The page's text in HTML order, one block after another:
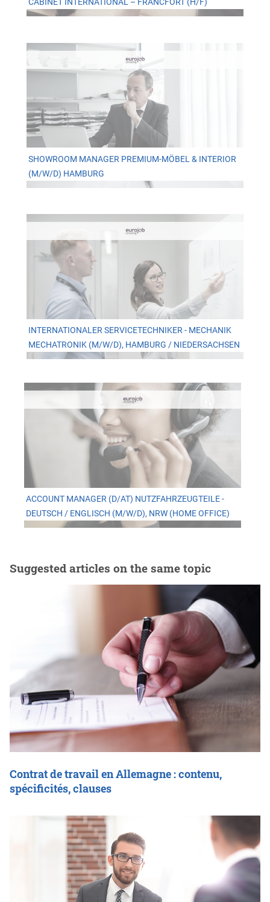
CABINET INTERNATIONAL – FRANCFORT (H/F)
SHOWROOM MANAGER PREMIUM-MÖBEL & INTERIOR
(M/W/D) HAMBURG
INTERNATIONALER SERVICETECHNIKER - MECHANIK
MECHATRONIK (M/W/D), HAMBURG / NIEDERSACHSEN
ACCOUNT MANAGER (D/AT) NUTZFAHRZEUGTEILE -
DEUTSCH / ENGLISCH (M/W/D), NRW (HOME OFFICE)
Suggested articles on the same topic
Contrat de travail en Allemagne : contenu,
spécificités, clauses